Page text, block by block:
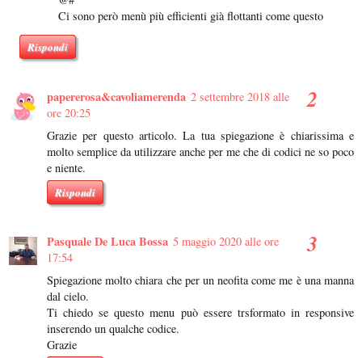
Ci sono però menù più efficienti già flottanti come questo
Rispondi
papererosa&cavoliamerenda 2 settembre 2018 alle
ore 20:25
Grazie per questo articolo. La tua spiegazione è chiarissima e
molto semplice da utilizzare anche per me che di codici ne so poco
e niente.
Rispondi
Pasquale De Luca Bossa 5 maggio 2020 alle ore
17:54
Spiegazione molto chiara che per un neofita come me è una manna
dal cielo.
Ti chiedo se questo menu può essere trsformato in responsive
inserendo un qualche codice.
Grazie